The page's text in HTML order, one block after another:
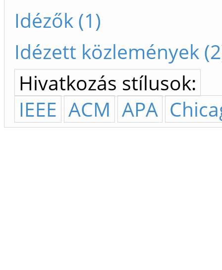
Idézők (1)
Idézett közlemények
Hivatkozás stílusok:
IEEE ACM APA